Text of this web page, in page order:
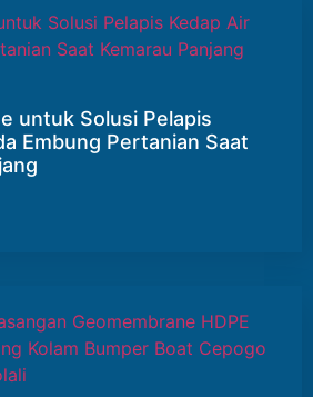
untuk Solusi Pelapis
Embung Pertanian Saat